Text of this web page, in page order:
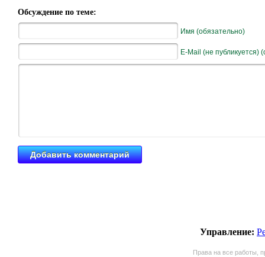
Обсуждение по теме:
Имя (обязательно)
E-Mail (не публикуется)
Управление:
Права на все работы,